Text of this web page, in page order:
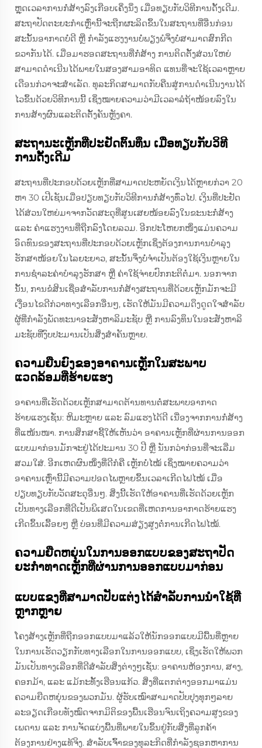
ຫຼຸດເວລາການກໍ່ສ້າງລົງເກືອບເຄິ່ງນຶ່ງ ເມື່ອທຽບກັບວິທີການດັ້ງເດີມ.
ສະຖາປັດຕະຍະກຳເຫຼົ່ານີ້ຈະຖືກຜະລິດຂຶ້ນໃນສະຖານທີ່ອື່ນກ່ອນ
ສະນັ້ນອາກາດບໍ່ດີ ຫຼື ກຳລັງແຮງງານບໍ່ພຽງພໍຈຶ່ງບໍ່ສາມາດສົກກີດ
ຂວາກັນໄດ້. ເມື່ອມາຮອດສະຖານທີ່ກໍ່ສ້າງ ການຕິດຕັ້ງສ່ວນໃຫຍ່
ສາມາດດຳເນີນໄດ້ພາຍໃນສອງສາມອາທິດ ແທນທີ່ຈະໃຊ້ເວລາຫຼາຍ
ເດືອນກ່ວາຈະສຳເລັດ. ທຸລະກິດສາມາດກັບຄືນສູ່ການດຳເນີນງານໄດ້
ໄວຂຶ້ນດ້ວຍວິທີການນີ້ ເຊິ່ງໝາຍຄວາມວ່າມີເວລາລໍຖ້າໜ້ອຍລົງໃນ
ການສ້າງຜົນແລະຕິດຕັ້ງຄັນຫຼັງຄາ.
ສະຖານະເຫຼັກທີ່ປະຢັດຕົ້ນທຶນ ເມື່ອທຽບກັບວິທີ
ການດັ້ງເດີມ
ສະຖານທີ່ປະກອບດ້ວຍເຫຼັກທີ່ສາມາດປະຫຍັດເງິນໄດ້ຫຼາຍກ່ວາ 20
ຫາ 30 ເປີເຊັນເມື່ອປຽບທຽບກັບວິທີການກໍ່ສ້າງທົ່ວໄປ. ເງິນທີ່ປະຢັດ
ໄດ້ສ່ວນໃຫຍ່ມາຈາກວັດສະດຸທີ່ສູນເສຍໜ້ອຍລົງໃນຂະນະກໍ່ສ້າງ
ແລະ ຄ່າແຮງງານທີ່ຖືກລົງໂດຍລວມ. ອີກປະໂຫຍກໜຶ່ງແມ່ນຄວາມ
ອົດທົນຂອງສະຖານທີ່ປະກອບດ້ວຍເຫຼັກເຊິ່ງຕ້ອງການການບຳລຸງ
ຮັກສາໜ້ອຍໃນໄລຍະຍາວ, ສະນັ້ນຈຶ່ງບໍ່ຈຳເປັນຕ້ອງໃຊ້ເງິນຫຼາຍໃນ
ການຊຳລະຄ່າບຳລຸງຮັກສາ ຫຼື ຄ່າໃຊ້ຈ່າຍປົກກະຕິຕໍ່ມາ. ນອກຈາກ
ນັ້ນ, ການຂໍສິນເຊື່ອສຳລັບການກໍ່ສ້າງສະຖານທີ່ດ້ວຍເຫຼັກມັກຈະມີ
ເງື່ອນໄຂດີກ່ວາທາງເລືອກອື່ນໆ, ເຮັດໃຫ້ມັນມີຄວາມດຶງດູດໃຈສຳລັບ
ຜູ້ທີ່ກຳລັງພັດທະນາອະສັງຫາລິມະຊັບ ຫຼື ການລົງທຶນໃນອະສັງຫາລິ
ມະຊັບທີ່ງົບປະມານເປັນສິ່ງສຳຄັນຫຼາຍ.
ຄວາມຍືນຍົງຂອງອາຄານເຫຼັກໃນສະພາບ
ແວດລ້ອມທີ່ຮ້າຍແຮງ
ອາຄານທີ່ເຮັດດ້ວຍເຫຼັກສາມາດຕ້ານທານຕໍ່ສະພາບອາກາດ
ຮ້າຍແຮງເຊັ່ນ: ຫິມະຫຼາຍ ແລະ ລົມແຮງໄດ້ດີ ເນື່ອງຈາກການກໍ່ສ້າງ
ທີ່ແໜ້ນໜາ. ການສຶກສາຊີ້ໃຫ້ເຫັນວ່າ ອາຄານເຫຼັກທີ່ຜ່ານການອອກ
ແບບມາກ່ອນມັກຈະຢູ່ໄດ້ປະມານ 30 ປີ ຫຼື ນັນກວ່າກ່ອນທີ່ຈະເລີ່ມ
ສວມໃສ່. ອີກເຫດຜົນໜຶ່ງທີ່ດີກໍຄື ເຫຼັກບໍ່ໄໝ້ ເຊິ່ງໝາຍຄວາມວ່າ
ອາຄານເຫຼົ່ານີ້ມີຄວາມປອດໄພຫຼາຍຂຶ້ນເວລາເກີດໄຟໄໝ້ ເມື່ອ
ປຽບທຽບກັບວັດສະດຸອື່ນໆ. ສິ່ງນີ້ເຮັດໃຫ້ອາຄານທີ່ເຮັດດ້ວຍເຫຼັກ
ເປັນທາງເລືອກທີ່ດີເປັນພິເສດໃນເຂດທີ່ເຫດການອາກາດຮ້າຍແຮງ
ເກີດຂຶ້ນເລື້ອຍໆ ຫຼື ບ່ອນທີ່ມີຄວາມສ່ຽງສູງຕໍ່ການເກີດໄຟໄໝ້.
ຄວາມຍືດຫຍຸ່ນໃນການອອກແບບຂອງສະຖາປັດ
ຍະກຳທາດເຫຼັກທີ່ຜ່ານການອອກແບບມາກ່ອນ
ແບບແຂງທີ່ສາມາດປັບແຕ່ງໄດ້ສຳລັບການນຳໃຊ້ທີ່
ຫຼາກຫຼາຍ
ໂຄງສ້າງເຫຼັກທີ່ຖືກອອກແບບມາແລ້ວໃຫ້ນັກອອກແບບມີພື້ນທີ່ຫຼາຍ
ໃນການເຮັດວຽກກັບທາງເລືອກໃນການອອກແບບ, ເຊິ່ງເຮັດໃຫ້ພວກ
ມັນເປັນທາງເລືອກທີ່ດີສໍາລັບສິ່ງຕ່າງໆເຊັ່ນ: ອາຄານຫ້ອງການ, ສາງ,
ຄອກມ້າ, ແລະ ແມ້ກະທັ້ງເຮືອນແກ້ວ. ສິ່ງທີ່ແຕກຕ່າງອອກມາແມ່ນ
ຄວາມຍືດຫຍຸ່ນຂອງພວກມັນ. ຜູ້ຮັບເໝົາສາມາດປັບປຸງທຸກໆລາຍ
ລະອຽດເກືອບທັງໝົດຈາກມິຕິຂອງພື້ນເຮືອນຈົນເຖິງຄວາມສູງຂອງ
ເພດານ ແລະ ການຈັດແບ່ງພື້ນທີ່ພາຍໃນຂຶ້ນຢູ່ກັບສິ່ງທີ່ລູກຄ້າ
ຕ້ອງການຢ່າງແທ້ຈິງ. ສໍາລັບເຈົ້າຂອງທຸລະກິດທີ່ກໍາລັງຊອກຫາການ